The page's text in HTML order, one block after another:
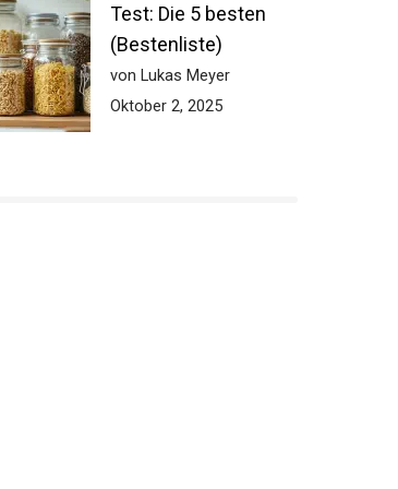
Test: Die 5 besten
(Bestenliste)
von Lukas Meyer
Oktober 2, 2025